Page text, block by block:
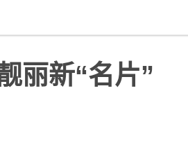
丽新“名片”